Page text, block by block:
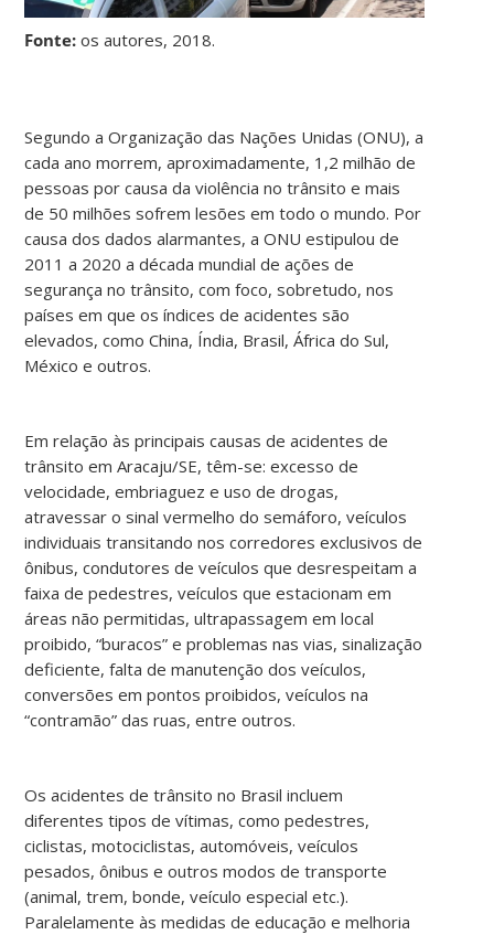
Fonte: os autores, 2018.
Segundo a Organização das Nações Unidas (ONU), a
cada ano morrem, aproximadamente, 1,2 milhão de
pessoas por causa da violência no trânsito e mais
de 50 milhões sofrem lesões em todo o mundo. Por
causa dos dados alarmantes, a ONU estipulou de
2011 a 2020 a década mundial de ações de
segurança no trânsito, com foco, sobretudo, nos
países em que os índices de acidentes são
elevados, como China, Índia, Brasil, África do Sul,
México e outros.
Em relação às principais causas de acidentes de
trânsito em Aracaju/SE, têm-se: excesso de
velocidade, embriaguez e uso de drogas,
atravessar o sinal vermelho do semáforo, veículos
individuais transitando nos corredores exclusivos de
ônibus, condutores de veículos que desrespeitam a
faixa de pedestres, veículos que estacionam em
áreas não permitidas, ultrapassagem em local
proibido, “buracos” e problemas nas vias, sinalização
deficiente, falta de manutenção dos veículos,
conversões em pontos proibidos, veículos na
“contramão” das ruas, entre outros.
Os acidentes de trânsito no Brasil incluem
diferentes tipos de vítimas, como pedestres,
ciclistas, motociclistas, automóveis, veículos
pesados, ônibus e outros modos de transporte
(animal, trem, bonde, veículo especial etc.).
Paralelamente às medidas de educação e melhoria